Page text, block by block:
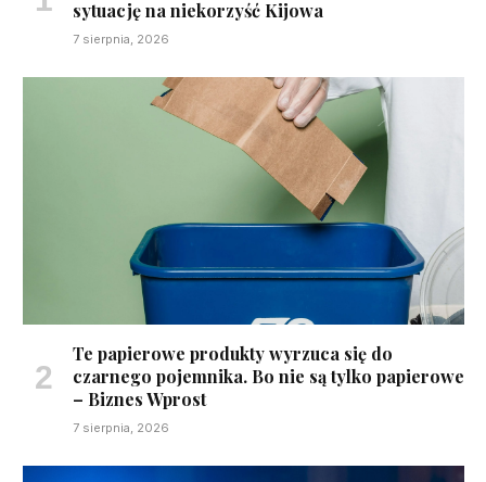
sytuację na niekorzyść Kijowa
7 sierpnia, 2026
Te papierowe produkty wyrzuca się do
czarnego pojemnika. Bo nie są tylko papierowe
– Biznes Wprost
7 sierpnia, 2026